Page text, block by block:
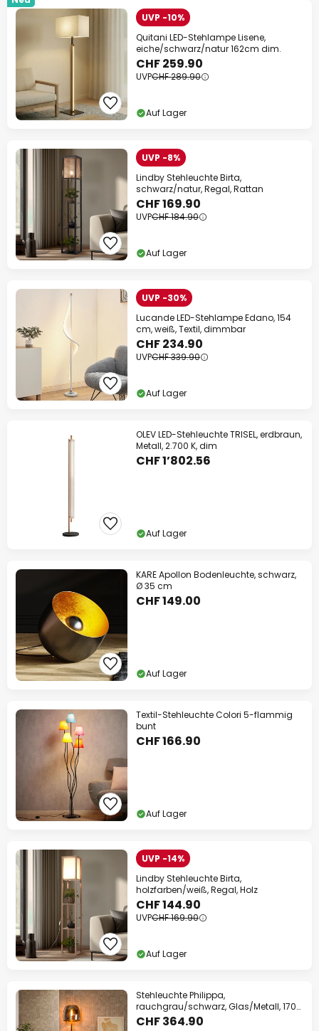
UVP -10%
Quitani LED-Stehlampe Lisene,
eiche/schwarz/natur 162cm dim.
CHF 259.90
UVPCHF 289.90
Auf Lager
UVP -8%
Lindby Stehleuchte Birta,
schwarz/natur, Regal, Rattan
CHF 169.90
UVPCHF 184.90
Auf Lager
UVP -30%
Lucande LED-Stehlampe Edano, 154
cm, weiß, Textil, dimmbar
CHF 234.90
UVPCHF 339.90
Auf Lager
OLEV LED-Stehleuchte TRISEL, erdbraun,
Metall, 2.700 K, dim
CHF 1’802.56
Auf Lager
KARE Apollon Bodenleuchte, schwarz,
Ø 35 cm
CHF 149.00
Auf Lager
Textil-Stehleuchte Colori 5-flammig
bunt
CHF 166.90
Auf Lager
UVP -14%
Lindby Stehleuchte Birta,
holzfarben/weiß, Regal, Holz
CHF 144.90
UVPCHF 169.90
Auf Lager
Stehleuchte Philippa,
rauchgrau/schwarz, Glas/Metall, 170
cm
CHF 364.90